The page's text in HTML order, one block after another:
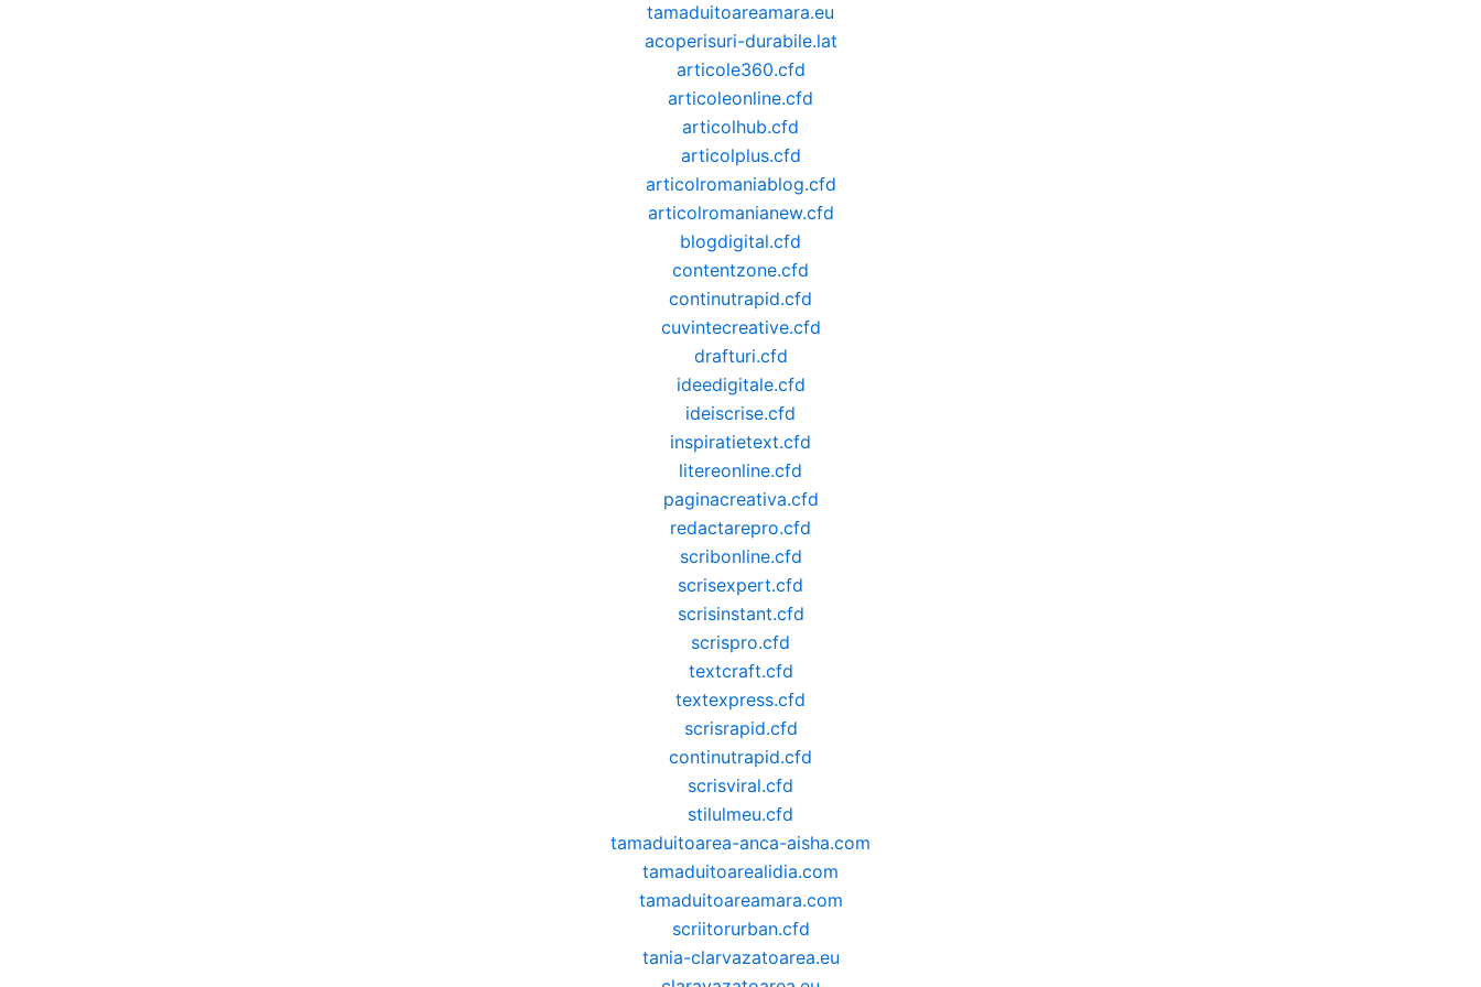
tamaduitoareamara.eu
acoperisuri-durabile.lat
articole360.cfd
articoleonline.cfd
articolhub.cfd
articolplus.cfd
articolromaniablog.cfd
articolromanianew.cfd
blogdigital.cfd
contentzone.cfd
continutrapid.cfd
cuvintecreative.cfd
drafturi.cfd
ideedigitale.cfd
ideiscrise.cfd
inspiratietext.cfd
litereonline.cfd
paginacreativa.cfd
redactarepro.cfd
scribonline.cfd
scrisexpert.cfd
scrisinstant.cfd
scrispro.cfd
textcraft.cfd
textexpress.cfd
scrisrapid.cfd
continutrapid.cfd
scrisviral.cfd
stilulmeu.cfd
tamaduitoarea-anca-aisha.com
tamaduitoarealidia.com
tamaduitoareamara.com
scriitorurban.cfd
tania-clarvazatoarea.eu